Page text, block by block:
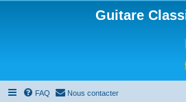
Guitare
FAQ Nous contacter